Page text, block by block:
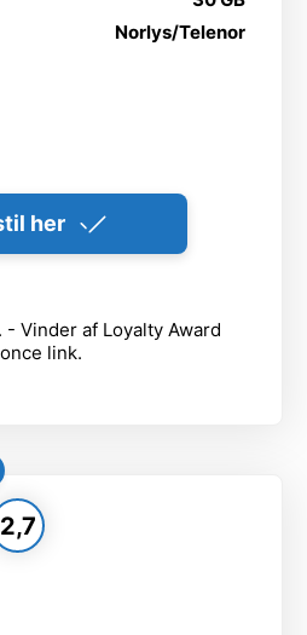
Norlys/Telenor
her
Vinder af Loyalty Award
link.
2,7